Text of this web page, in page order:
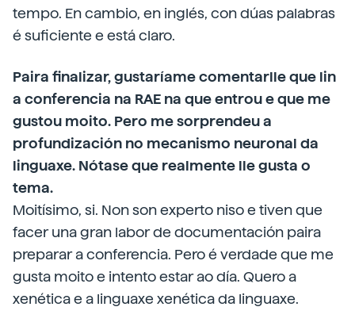
tempo. En cambio, en inglés, con dúas palabras
é suficiente e está claro.
Paira finalizar, gustaríame comentarlle que lin
a conferencia na RAE na que entrou e que me
gustou moito. Pero me sorprendeu a
profundización no mecanismo neuronal da
linguaxe. Nótase que realmente lle gusta o
tema.
Moitísimo, si. Non son experto niso e tiven que
facer una gran labor de documentación paira
preparar a conferencia. Pero é verdade que me
gusta moito e intento estar ao día. Quero a
xenética e a linguaxe xenética da linguaxe.